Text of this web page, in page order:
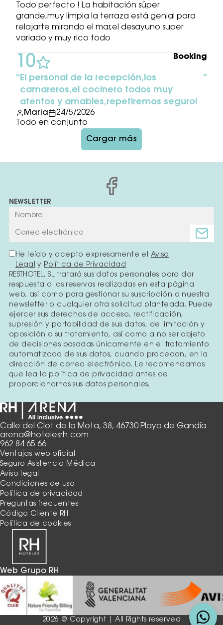
Todo perfecto ! La habitación súper
grande,muy limpia la terraza está genial para
relajarte mirando el mar,el desayuno super
variado y muy rico todo
El personal de la recepción,los
camareros,el cocinero todos muy
atentos y amables,repetiremos seguro!
Maria
24/5/2026
Todo en conjunto
10 Booking
Cargar más
Calle del Clot de la Mota, 38, 46730 Playa de Gandía
arena@hotelesrh.com
962 84 65 66
NEWSLETTER
He leído y acepto expresamente el Aviso
Legal
y Política de Privacidad
RESTHOTEL, SL tratará sus datos personales para dar
respuesta a las reservas realizadas en esta página
web, así como para gestionar su suscripción a nuestra
newsletter o cualquier otra solicitud planteada. Puede
ejercer sus derechos de acceso, rectificación,
supresión y portabilidad de sus datos, de limitación y
oposición a su tratamiento, así como a no ser objeto
de decisiones basadas únicamente en el tratamiento
automatizado de sus datos, cuando procedan, en la
dirección de correo electrónico. Le recomendamos
que lea la política de privacidad antes de
proporcionarnos sus datos personales.
Ventajas web oficial
Seguro Asistencia Médica
Aviso legal
Condiciones de uso
Política de privacidad
Preguntas frecuentes
Código Cliente RH
Política de cookies
Web Grupo RH
2026 @ Copyright | All Rights reserved